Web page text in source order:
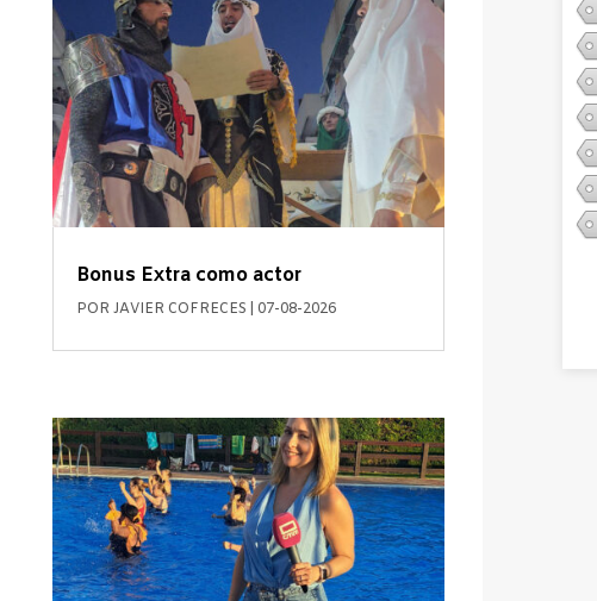
Bonus Extra como actor
POR JAVIER COFRECES 07-08-2026